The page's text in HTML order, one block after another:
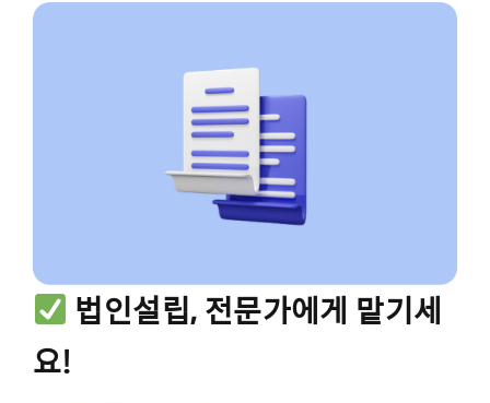
법인설립, 전문가에게 맡기세
요!